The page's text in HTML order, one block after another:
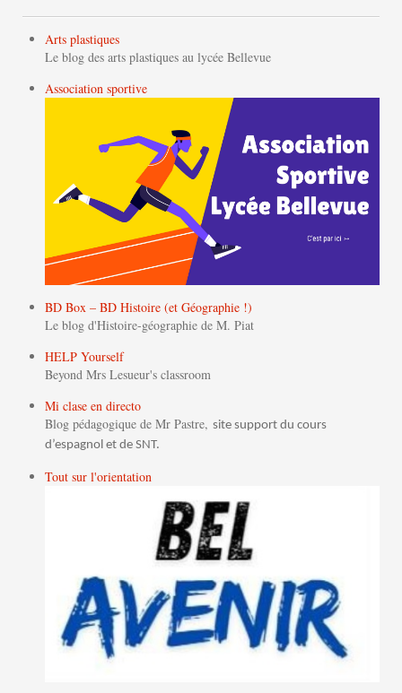
Arts plastiques
Le blog des arts plastiques au lycée Bellevue
Association sportive
BD Box – BD Histoire (et Géographie !)
Le blog d'Histoire-géographie de M. Piat
HELP Yourself
Beyond Mrs Lesueur's classroom
Mi clase en directo
Blog pédagogique de Mr Pastre, site support du cours
d’espagnol et de SNT.
Tout sur l'orientation